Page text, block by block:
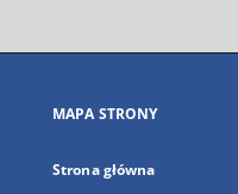
się
karcie
MAPA STRONY
Strona główna